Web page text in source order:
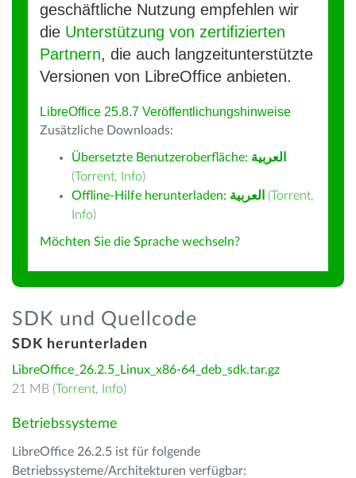
geschäftliche Nutzung empfehlen wir
die Unterstützung von zertifizierten
Partnern, die auch langzeitunterstützte
Versionen von LibreOffice anbieten.
LibreOffice 25.8.7 Veröffentlichungshinweise
Zusätzliche Downloads:
Übersetzte Benutzeroberfläche: العربية
(Torrent, Info)
Offline-Hilfe herunterladen: العربية (Torrent,
Info)
Möchten Sie die Sprache wechseln?
SDK und Quellcode
SDK herunterladen
LibreOffice_26.2.5_Linux_x86-64_deb_sdk.tar.gz
21 MB (Torrent, Info)
Betriebssysteme
LibreOffice 26.2.5 ist für folgende
Betriebssysteme/Architekturen verfügbar: